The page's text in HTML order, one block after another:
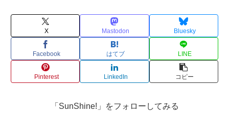
X Mastodon Bluesky
Facebook はてブ LINE
Pinterest LinkedIn コピー
「SunShine!」をフォローしてみる